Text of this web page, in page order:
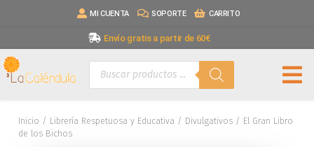
MI CUENTA SOPORTE CARRITO
Envío gratis a partir de 60€
Inicio / Librería Respetuosa y Educativa / Divulgativos / El Gran Libro
de los Bichos